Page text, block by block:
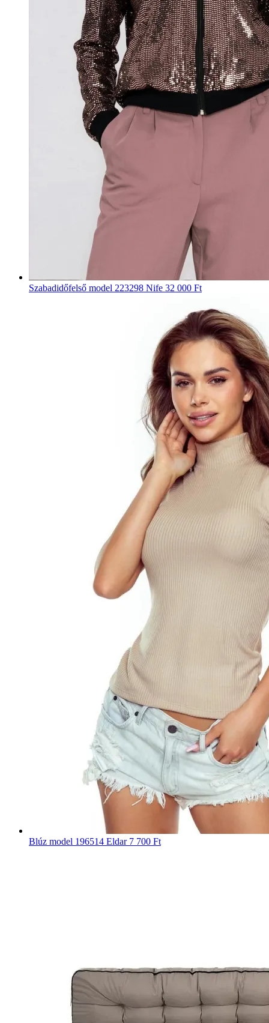
Szabadidőfelső model 223298 Nife 32 000 Ft
Blúz model 196514 Eldar 7 700 Ft